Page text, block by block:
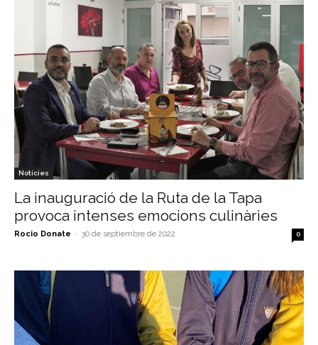
Notícies
La inauguració de la Ruta de la Tapa
provoca intenses emocions culinàries
Rocio Donate - 30 de septiembre de 2022 0